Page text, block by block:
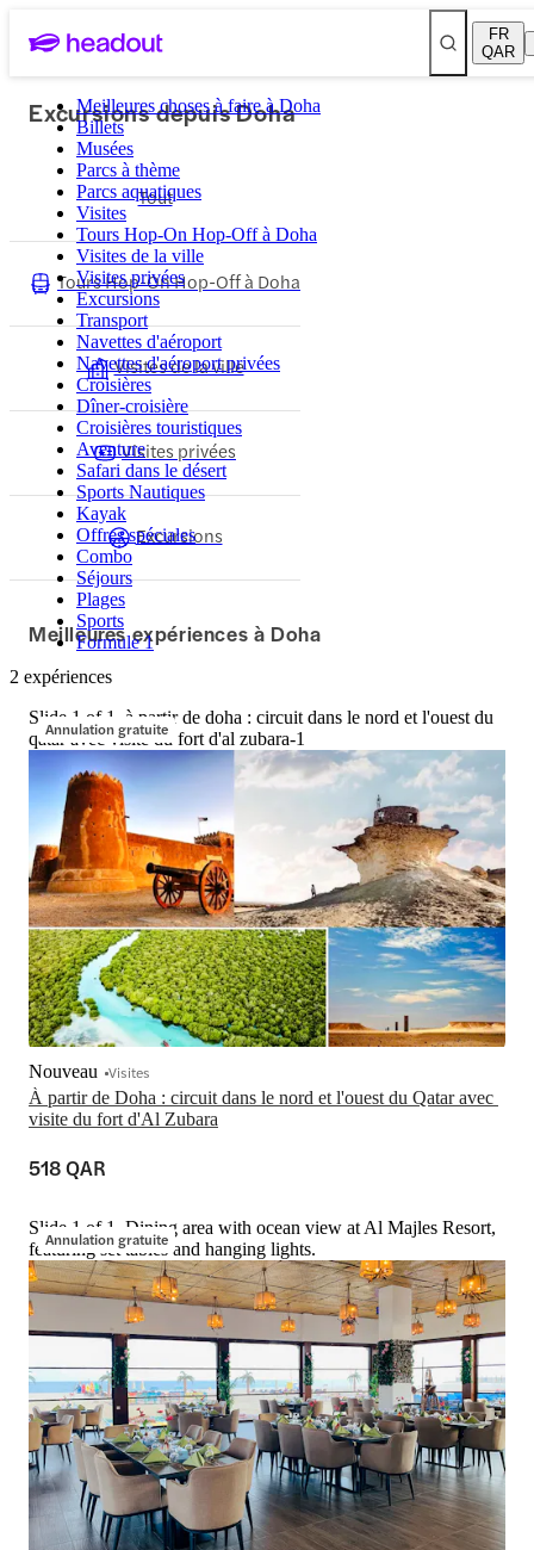
FR
QAR
Meilleures choses à faire à Doha
Billets
Musées
Parcs à thème
Parcs aquatiques
Visites
Tours Hop-On Hop-Off à Doha
Visites de la ville
Visites privées
Excursions
Transport
Navettes d'aéroport
Navettes d'aéroport privées
Croisières
Dîner-croisière
Croisières touristiques
Aventure
Safari dans le désert
Sports Nautiques
Kayak
Offres spéciales
Combo
Séjours
Plages
Sports
Formule 1
Excursions depuis Doha
Tout
Tours Hop-On Hop-Off à Doha
Visites de la ville
Visites privées
Excursions
Meilleures expériences à Doha
2 expériences
Annulation gratuite
Slide 1 of 1, à partir de doha : circuit dans le nord et l'ouest du
qatar avec visite du fort d'al zubara-1
À partir de Doha : circuit dans le nord et l'ouest du Qatar avec
visite du fort d'Al Zubara
Nouveau Visites
518 QAR
Annulation gratuite
Slide 1 of 1, Dining area with ocean view at Al Majles Resort,
featuring set tables and hanging lights.